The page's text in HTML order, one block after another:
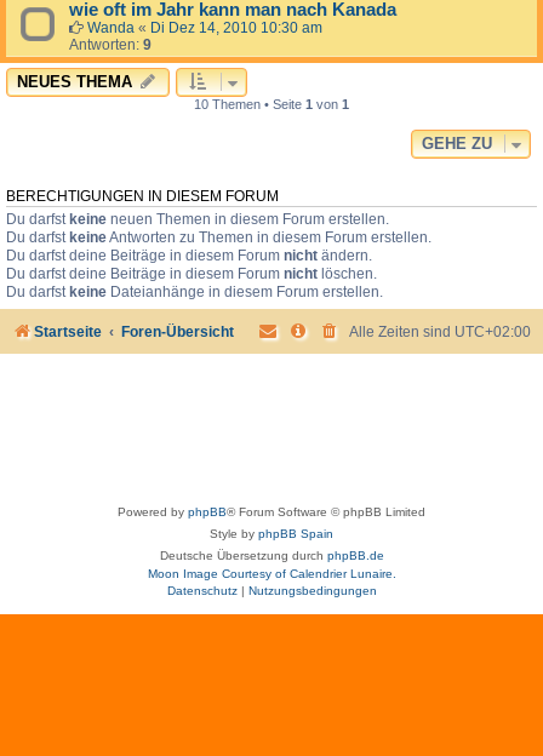
wie oft im Jahr kann man nach Kanada
Wanda « Di Dez 14, 2010 10:30 am
Antworten: 9
NEUES THEMA
10 Themen • Seite 1 von 1
GEHE ZU
BERECHTIGUNGEN IN DIESEM FORUM
Du darfst keine neuen Themen in diesem Forum erstellen.
Du darfst keineAntworten zu Themen in diesem Forum erstellen.
Du darfst deine Beiträge in diesem Forum nicht ändern.
Du darfst deine Beiträge in diesem Forum nicht löschen.
Du darfst keine Dateianhänge in diesem Forum erstellen.
Startseite Foren-Übersicht Alle Zeiten sind UTC+02:00
Powered by phpBB® Forum Software © phpBB Limited
Style by phpBB Spain
Deutsche Übersetzung durch phpBB.de
Moon Image Courtesy of Calendrier Lunaire.
Datenschutz| Nutzungsbedingungen